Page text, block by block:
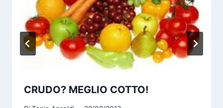
CRUDO? MEGLIO COTTO!